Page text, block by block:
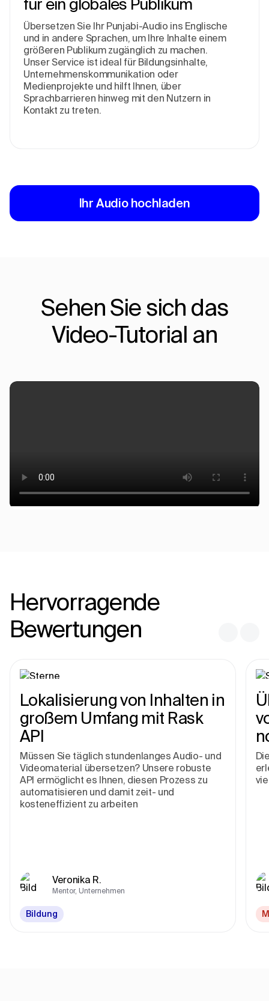
für ein globales Publikum
Übersetzen Sie Ihr Punjabi-Audio ins Englische
und in andere Sprachen, um Ihre Inhalte einem
größeren Publikum zugänglich zu machen.
Unser Service ist ideal für Bildungsinhalte,
Unternehmenskommunikation oder
Medienprojekte und hilft Ihnen, über
Sprachbarrieren hinweg mit den Nutzern in
Kontakt zu treten.
Ihr Audio hochladen
Sehen Sie sich das
Video-Tutorial an
Hervorragende
Bewertungen
Lokalisierung von Inhalten in
großem Umfang mit Rask
API
Müssen Sie täglich stundenlanges Audio- und
Videomaterial übersetzen? Unsere robuste
API ermöglicht es Ihnen, diesen Prozess zu
automatisieren und damit zeit- und
kosteneffizient zu arbeiten
Veronika R.
Mentor, Unternehmen
Bildung